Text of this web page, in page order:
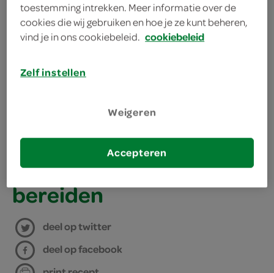
1 eetlepel olijfolie
1 eetlepel citroensap
200 gram zalmfilets
4 cocktailglazen
bereiden
deel op twitter
deel op facebook
toestemming intrekken. Meer informatie over de
cookies die wij gebruiken en hoe je ze kunt beheren,
vind je in ons cookiebeleid. cookiebeleid
Zelf instellen
Weigeren
Accepteren